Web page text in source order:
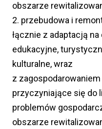
obszarze
2. przebudowa i
łącznie z adaptacją
edukacyjne,
kulturalne, wraz
z
przyczyniające się do
problemów
obszarze